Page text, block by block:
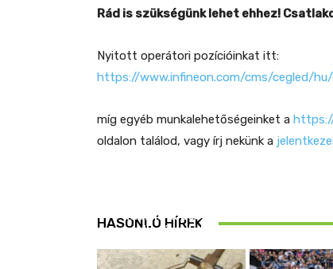
Rád is szükségünk lehet ehhez!
Nyitott operátori pozícióinkat itt:
https://www.infineon.com/cms/cegled/
míg egyéb munkalehetőségeinket a
oldalon találod, vagy írj nekünk a
HASONLÓ HÍREK
Idén is közösen
ellenőriztek